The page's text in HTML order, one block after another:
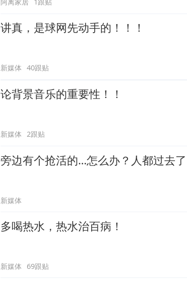
讲真，是球网先动手的！！！
新媒体 40跟贴
论背景音乐的重要性！！
新媒体 2跟贴
旁边有个抢活的…怎么办？人都过去了
新媒体
多喝热水，热水治百病！
新媒体 69跟贴